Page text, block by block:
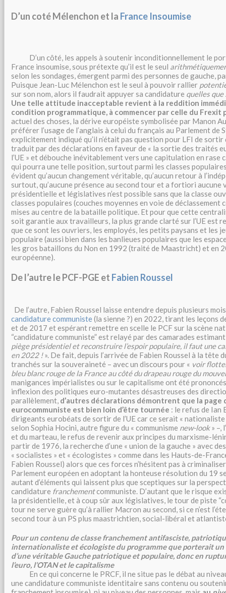
D’un coté Mélenchon et la France Insoumise
D’un côté, les appels à soutenir inconditionnellement le
France insoumise, sous prétexte qu’il est le seul
selon les sondages, émergent parmi des personnes de gauche,
Puisque Jean-Luc Mélenchon est le seul à pouvoir rallier
sur son nom, alors il faudrait appuyer sa candidature quelles
Une telle attitude inacceptable revient à la reddition
condition programmatique, à commencer par celle du Frexit
actuel des choses, la dérive européiste symbolisée par Manon
préférer l’usage de l’anglais à celui du français au Parlement de
explicitement indiqué qu’il n’était pas question pour LFI de sortir
traduit par des déclarations en faveur de « la sortie des traités
l’UE » et débouche inévitablement vers une capitulation en rase
qui pourra une telle position, surtout parmi les classes
évident qu’aucun changement véritable, qu’aucun retour à
surtout, qu’aucune présence au second tour et a fortiori
présidentielle et législatives n’est possible sans que la classe
classes populaires (couches moyennes en voie de déclassement
mises au centre de la bataille politique. Et pour que cette
soit garantie aux travailleurs, la plus grande clarté sur l’UE est
que ce sont les ouvriers, les employés, les petits paysans et les
populaire (aussi bien dans les banlieues populaires que les
les gros bataillons du Non en 1992 (traité de Maastricht) et en
européenne).
De l’autre le PCF-PGE et Fabien Roussel
De l’autre, Fabien Roussel laisse entendre depuis plusieurs
candidature communiste(la sienne ?) en 2022, tirant les leçons
et de 2017 et espérant remettre en scelle le PCF sur la scène
“candidature communiste” est relayé par des camarades
piège présidentiel et reconstruire l’espoir populaire, il faut une
en 2022 !». De fait, depuis l’arrivée de Fabien Roussel à la tête
tranchés sur la souveraineté – avec un discours pour « voir
bleu blanc rouge de la France au côté du drapeau rouge du
manigances impérialistes ou sur le capitalisme ont été
inflexion des politiques euro-mutantes désastreuses des
parallèlement, d’autres déclarations démontrent que la page
eurocommuniste est bien loin d’être tournée : le refus de Ian
dirigeants eurobéats de sortir de l’UE car ce serait « nationaliste
selon Sophia Hocini, autre figure du « communisme new-look» –,
et du marteau, le refus de revenir aux principes du marxisme-
partir de 1976, la recherche d’une « union de la gauche » avec
« socialistes » et « écologistes » comme dans les Hauts-de-
Fabien Roussel) alors que ces forces n’hésitent pas à
Parlement européen en adoptant la honteuse résolution du 19
autant d’éléments qui laissent plus que sceptiques sur la
candidature franchementcommuniste. D’autant que le risque
la présidentielle, et à coup sûr aux législatives, le tour de piste
tour ne serve guère qu’à rallier Macron au second, si ce n’est
second tour à un PS plus maastrichtien, social-libéral et
Pour un contenu de classe franchement antifasciste,
internationaliste et écologiste du programme que porterait
d’une véritable Gauche patriotique et populaire, donc en
l’euro, l’OTAN et le capitalisme
En ce qui concerne le PRCF, il ne situe pas le débat au
une candidature communiste identitaire sans contenu ou